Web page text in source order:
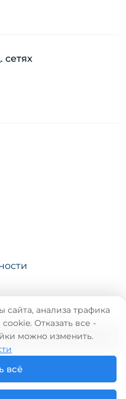
сетях
сайта, анализа трафика
Отказать все -
можно изменить.
всё